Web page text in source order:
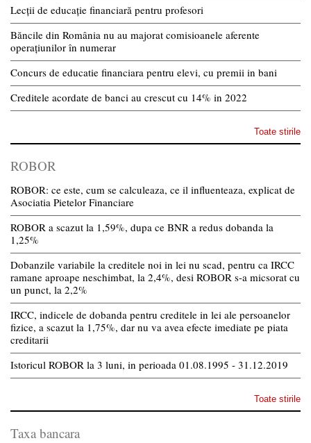
Lecții de educație financiară pentru profesori
Băncile din România nu au majorat comisioanele aferente
operațiunilor în numerar
Concurs de educatie financiara pentru elevi, cu premii in bani
Creditele acordate de banci au crescut cu 14% in 2022
Toate stirile
ROBOR
ROBOR: ce este, cum se calculeaza, ce il influenteaza, explicat de
Asociatia Pietelor Financiare
ROBOR a scazut la 1,59%, dupa ce BNR a redus dobanda la
1,25%
Dobanzile variabile la creditele noi in lei nu scad, pentru ca IRCC
ramane aproape neschimbat, la 2,4%, desi ROBOR s-a micsorat cu
un punct, la 2,2%
IRCC, indicele de dobanda pentru creditele in lei ale persoanelor
fizice, a scazut la 1,75%, dar nu va avea efecte imediate pe piata
creditarii
Istoricul ROBOR la 3 luni, in perioada 01.08.1995 - 31.12.2019
Toate stirile
Taxa bancara